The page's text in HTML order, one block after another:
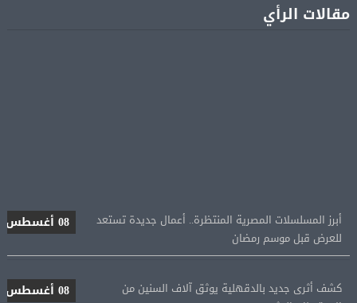
مقالات الرأي
للعرض قبل موسم رمضان
الاستيطان البشرى